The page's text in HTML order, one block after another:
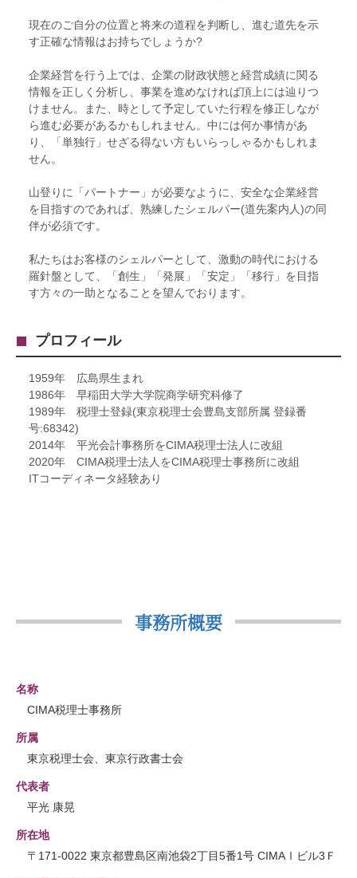
現在のご自分の位置と将来の道程を判断し、進む道先を示
す正確な情報はお持ちでしょうか?
企業経営を行う上では、企業の財政状態と経営成績に関る
情報を正しく分析し、事業を進めなければ頂上には辿りつ
けません。また、時として予定していた行程を修正しなが
ら進む必要があるかもしれません。中には何か事情があ
り、「単独行」せざる得ない方もいらっしゃるかもしれま
せん。
山登りに「パートナー」が必要なように、安全な企業経営
を目指すのであれば、熟練したシェルパー(道先案内人)の同
伴が必須です。
私たちはお客様のシェルパーとして、激動の時代における
羅針盤として、「創生」「発展」「安定」「移行」を目指
す方々の一助となることを望んでおります。
プロフィール
1959年 広島県生まれ
1986年 早稲田大学大学院商学研究科修了
1989年 税理士登録(東京税理士会豊島支部所属 登録番
号:68342)
2014年 平光会計事務所をCIMA税理士法人に改組
2020年 CIMA税理士法人をCIMA税理士事務所に改組
ITコーディネータ経験あり
事務所概要
名称
CIMA税理士事務所
所属
東京税理士会、東京行政書士会
代表者
平光 康晃
所在地
〒171-0022 東京都豊島区南池袋2丁目5番1号 CIMAⅠビル3Ｆ